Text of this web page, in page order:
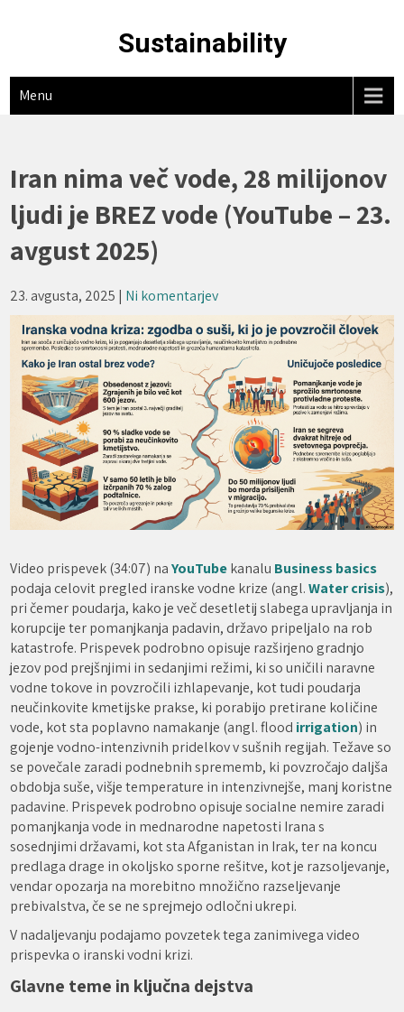
Sustainability
Menu
Iran nima več vode, 28 milijonov
ljudi je BREZ vode (YouTube – 23.
avgust 2025)
23. avgusta, 2025 | Ni komentarjev
Video prispevek (34:07) naYouTubekanalu Business basics
podaja celovit pregled iranske vodne krize (angl.Water crisis),
pri čemer poudarja, kako je več desetletij slabega upravljanja in
korupcije ter pomanjkanja padavin, državo pripeljalo na rob
katastrofe. Prispevek podrobno opisuje razširjeno gradnjo
jezov pod prejšnjimi in sedanjimi režimi, ki so uničili naravne
vodne tokove in povzročili izhlapevanje, kot tudi poudarja
neučinkovite kmetijske prakse, ki porabijo pretirane količine
vode, kot sta poplavno namakanje (angl. flood irrigation) in
gojenje vodno-intenzivnih pridelkov v sušnih regijah. Težave so
se povečale zaradi podnebnih sprememb, ki povzročajo daljša
obdobja suše, višje temperature in intenzivnejše, manj koristne
padavine. Prispevek podrobno opisuje socialne nemire zaradi
pomanjkanja vode in mednarodne napetosti Irana s
sosednjimi državami, kot sta Afganistan in Irak, ter na koncu
predlaga drage in okoljsko sporne rešitve, kot je razsoljevanje,
vendar opozarja na morebitno množično razseljevanje
prebivalstva, če se ne sprejmejo odločni ukrepi.
V nadaljevanju podajamo povzetek tega zanimivega video
prispevka o iranski vodni krizi.
Glavne teme in ključna dejstva